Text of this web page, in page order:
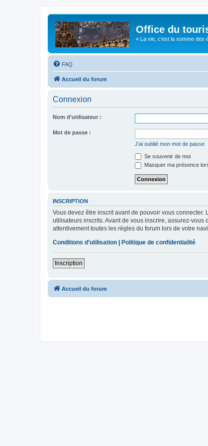
Office du
« La vie, c'est la somme des
FAQ
Accueil du forum
Connexion
Nom d’utilisateur :
Mot de passe :
J’ai oublié mon mot de passe
Se souvenir de moi
Masquer ma présence
INSCRIPTION
Vous devez être inscrit avant de pouvoir vous
utilisateurs inscrits. Avant de vous inscrire, assurez-
attentivement toutes les règles du forum lors de votre
Conditions d’utilisation
Politique de confidentialité
Inscription
Accueil du forum